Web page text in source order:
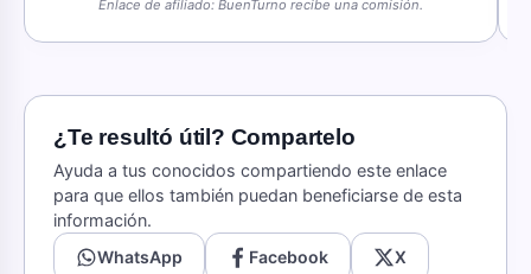
Enlace de afiliado: BuenTurno recibe una comisión.
¿Te resultó útil? Compartelo
Ayuda a tus conocidos compartiendo este enlace
para que ellos también puedan beneficiarse de esta
información.
WhatsApp
Facebook X